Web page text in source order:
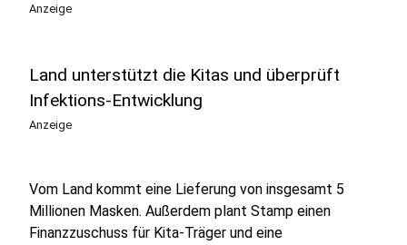
Anzeige
Land unterstützt die Kitas und überprüft
Infektions-Entwicklung
Anzeige
Vom Land kommt eine Lieferung von insgesamt 5
Millionen Masken. Außerdem plant Stamp einen
Finanzzuschuss für Kita-Träger und eine